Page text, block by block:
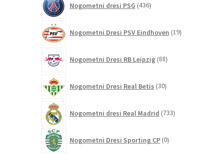
Nogometni dresi PSG 436izdelkov
Nogometni Dresi PSV Eindhoven 19izdelkov
Nogometni Dresi RB Leipzig 88izdelkov
Nogometni Dresi Real Betis 30izdelkov
Nogometni dresi Real Madrid 733izdelkov
Nogometni Dresi Sporting CP 0izdelkov